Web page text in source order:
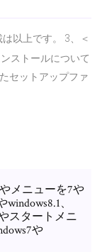
以上です。 3、＜
ストールについて
セットアップファ
メニューを7や
、
スタートメニ
や